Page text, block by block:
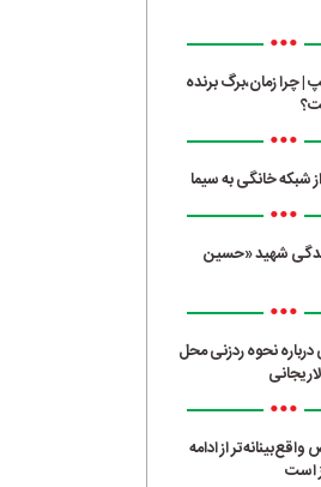
•••
| چرا زمان،برگ برنده
•••
شبکه خانگی به سیما
•••
شهید «حسین
•••
نحوه ردزنی محل
•••
از ادامه
است